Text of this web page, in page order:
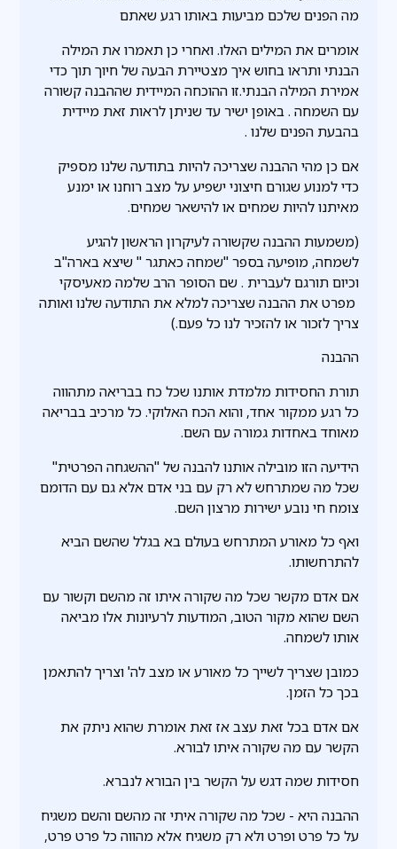
מה הפנים שלכם מביעות באותו רגע שאתם
אומרים את המילים האלו. ואחרי כן תאמרו את המילה
הבנתי ותראו בחוש איך מצטיירת הבעה של חיוך תוך כדי
אמירת המילה הבנתי.זו ההוכחה המיידית שההבנה קשורה
עם השמחה . באופן ישיר עד שניתן לראות זאת מיידית
בהבעת הפנים שלנו .
אם כן מהי ההבנה שצריכה להיות בתודעה שלנו מספיק
כדי למנוע שגורם חיצוני ישפיע על מצב רוחנו או ימנע
מאיתנו להיות שמחים או להישאר שמחים.
(משמעות ההבנה שקשורה לעיקרון הראשון להגיע
לשמחה, מופיעה בספר "שמחה כאתגר " שיצא בארה"ב
וכיום תורגם לעברית . שם הסופר הרב שלמה מאעיסקי
מפרט את ההבנה שצריכה למלא את התודעה שלנו ואותה
צריך לזכור או להזכיר לנו כל פעם.)
ההבנה
תורת החסידות מלמדת אותנו שכל כח בבריאה מתהווה
כל רגע ממקור אחד, והוא הכח האלוקי. כל מרכיב בבריאה
מאוחד באחדות גמורה עם השם.
הידיעה הזו מובילה אותנו להבנה של "ההשגחה הפרטית"
שכל מה שמתרחש לא רק עם בני אדם אלא גם עם הדומם
צומח חי נובע ישירות מרצון השם.
ואף כל מאורע המתרחש בעולם בא בגלל שהשם הביא
להתרחשותו.
אם אדם מקשר שכל מה שקורה איתו זה מהשם וקשור עם
השם שהוא מקור הטוב, המודעות לרעיונות אלו מביאה
אותו לשמחה.
כמובן שצריך לשייך כל מאורע או מצב לה' וצריך להתאמן
בכך כל הזמן.
אם אדם בכל זאת עצב אז זאת אומרת שהוא ניתק את
הקשר עם מה שקורה איתו לבורא.
חסידות שמה דגש על הקשר בין הבורא לנברא.
ההבנה היא - שכל מה שקורה איתי זה מהשם והשם משגיח
על כל פרט ופרט ולא רק משגיח אלא מהווה כל פרט פרט,